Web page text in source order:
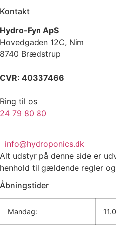
Kontakt
Hydro-Fyn ApS
Hovedgaden 12C, Nim
8740 Brædstrup
CVR: 40337466
Ring til os
24 79 80 80
info@hydroponics.dk
Alt udstyr på denne side er
henhold til gældende regler og
Åbningstider
Mandag: